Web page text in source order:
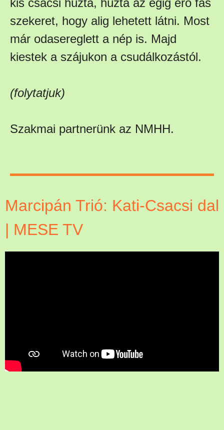
szekeret, hogy alig lehetett látni. Most
már odasereglett a nép is. Majd
kiestek a szájukon a csudálkozástól.
(folytatjuk)
Szakmai partnerünk az NMHH.
Marcipán Trió: Kati-Csacsi dal
| MESE TV